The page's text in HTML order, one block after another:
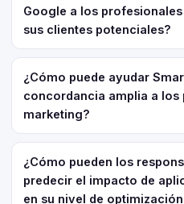
Google a los
sus clientes potenciales?
¿Cómo puede ayudar
concordancia amplia a los
marketing?
¿Cómo pueden los
predecir el impacto de
en su nivel de